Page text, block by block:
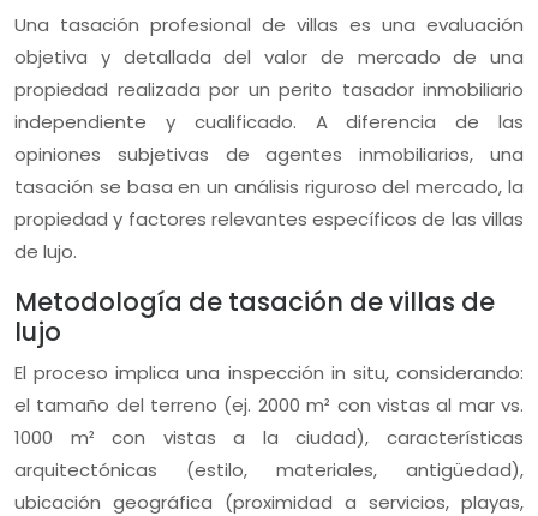
Una tasación profesional de villas es una evaluación
objetiva y detallada del valor de mercado de una
propiedad realizada por un perito tasador inmobiliario
independiente y cualificado. A diferencia de las
opiniones subjetivas de agentes inmobiliarios, una
tasación se basa en un análisis riguroso del mercado, la
propiedad y factores relevantes específicos de las villas
de lujo.
Metodología de tasación de villas de
lujo
El proceso implica una inspección in situ, considerando:
el tamaño del terreno (ej. 2000 m² con vistas al mar vs.
1000 m² con vistas a la ciudad), características
arquitectónicas (estilo, materiales, antigüedad),
ubicación geográfica (proximidad a servicios, playas,